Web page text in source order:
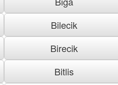
Bilecik
Birecik
Bitlis